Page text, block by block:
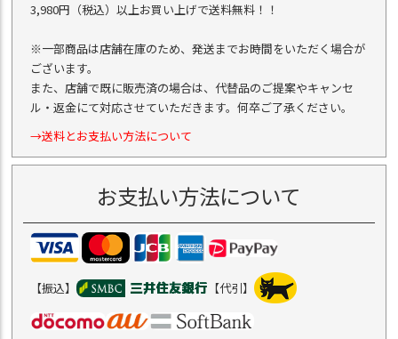
3,980円（税込）以上お買い上げで送料無料！！
※一部商品は店舗在庫のため、発送までお時間をいただく場合が
ございます。
また、店舗で既に販売済の場合は、代替品のご提案やキャンセ
ル・返金にて対応させていただきます。何卒ご了承ください。
→送料とお支払い方法について
お支払い方法について
【振込】 【代引】